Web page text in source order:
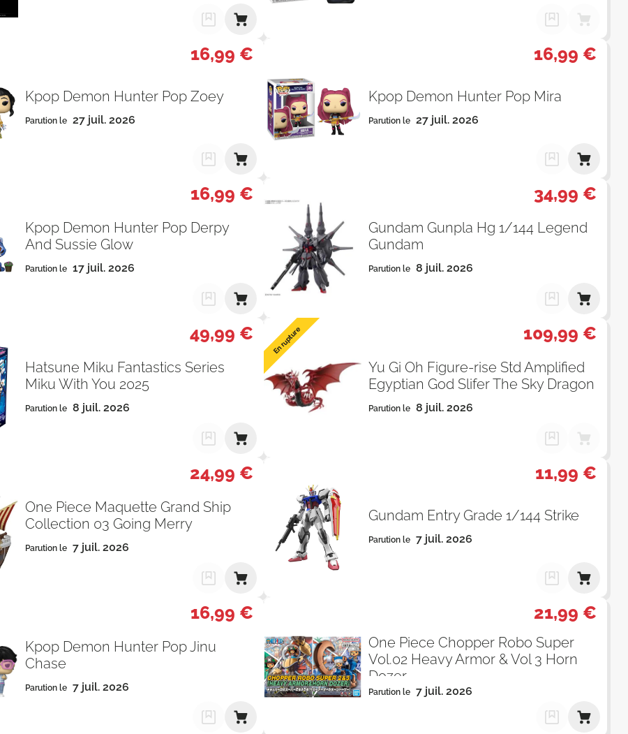
16,99 €
Kpop Demon Hunter Pop Zoey
Parution le 27 juil. 2026
16,99 €
Kpop Demon Hunter Pop Mira
Parution le 27 juil. 2026
16,99 €
Kpop Demon Hunter Pop Derpy
And Sussie Glow
Parution le 17 juil. 2026
34,99 €
Gundam Gunpla Hg 1/144 Legend
Gundam
Parution le 8 juil. 2026
49,99 €
Hatsune Miku Fantastics Series
Miku With You 2025
Parution le 8 juil. 2026
109,99 €
Yu Gi Oh Figure-rise Std Amplified
Egyptian God Slifer The Sky Dragon
Parution le 8 juil. 2026
En rupture
24,99 €
One Piece Maquette Grand Ship
Collection 03 Going Merry
Parution le 7 juil. 2026
11,99 €
Gundam Entry Grade 1/144 Strike
Parution le 7 juil. 2026
16,99 €
Kpop Demon Hunter Pop Jinu
Chase
Parution le 7 juil. 2026
21,99 €
One Piece Chopper Robo Super
Vol.02 Heavy Armor & Vol 3 Horn
Dozer
Parution le 7 juil. 2026